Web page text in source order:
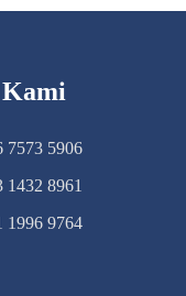
7573 5906
1432 8961
1996 9764